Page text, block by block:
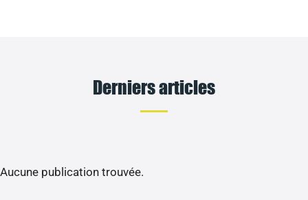
Derniers articles
Aucune publication trouvée.